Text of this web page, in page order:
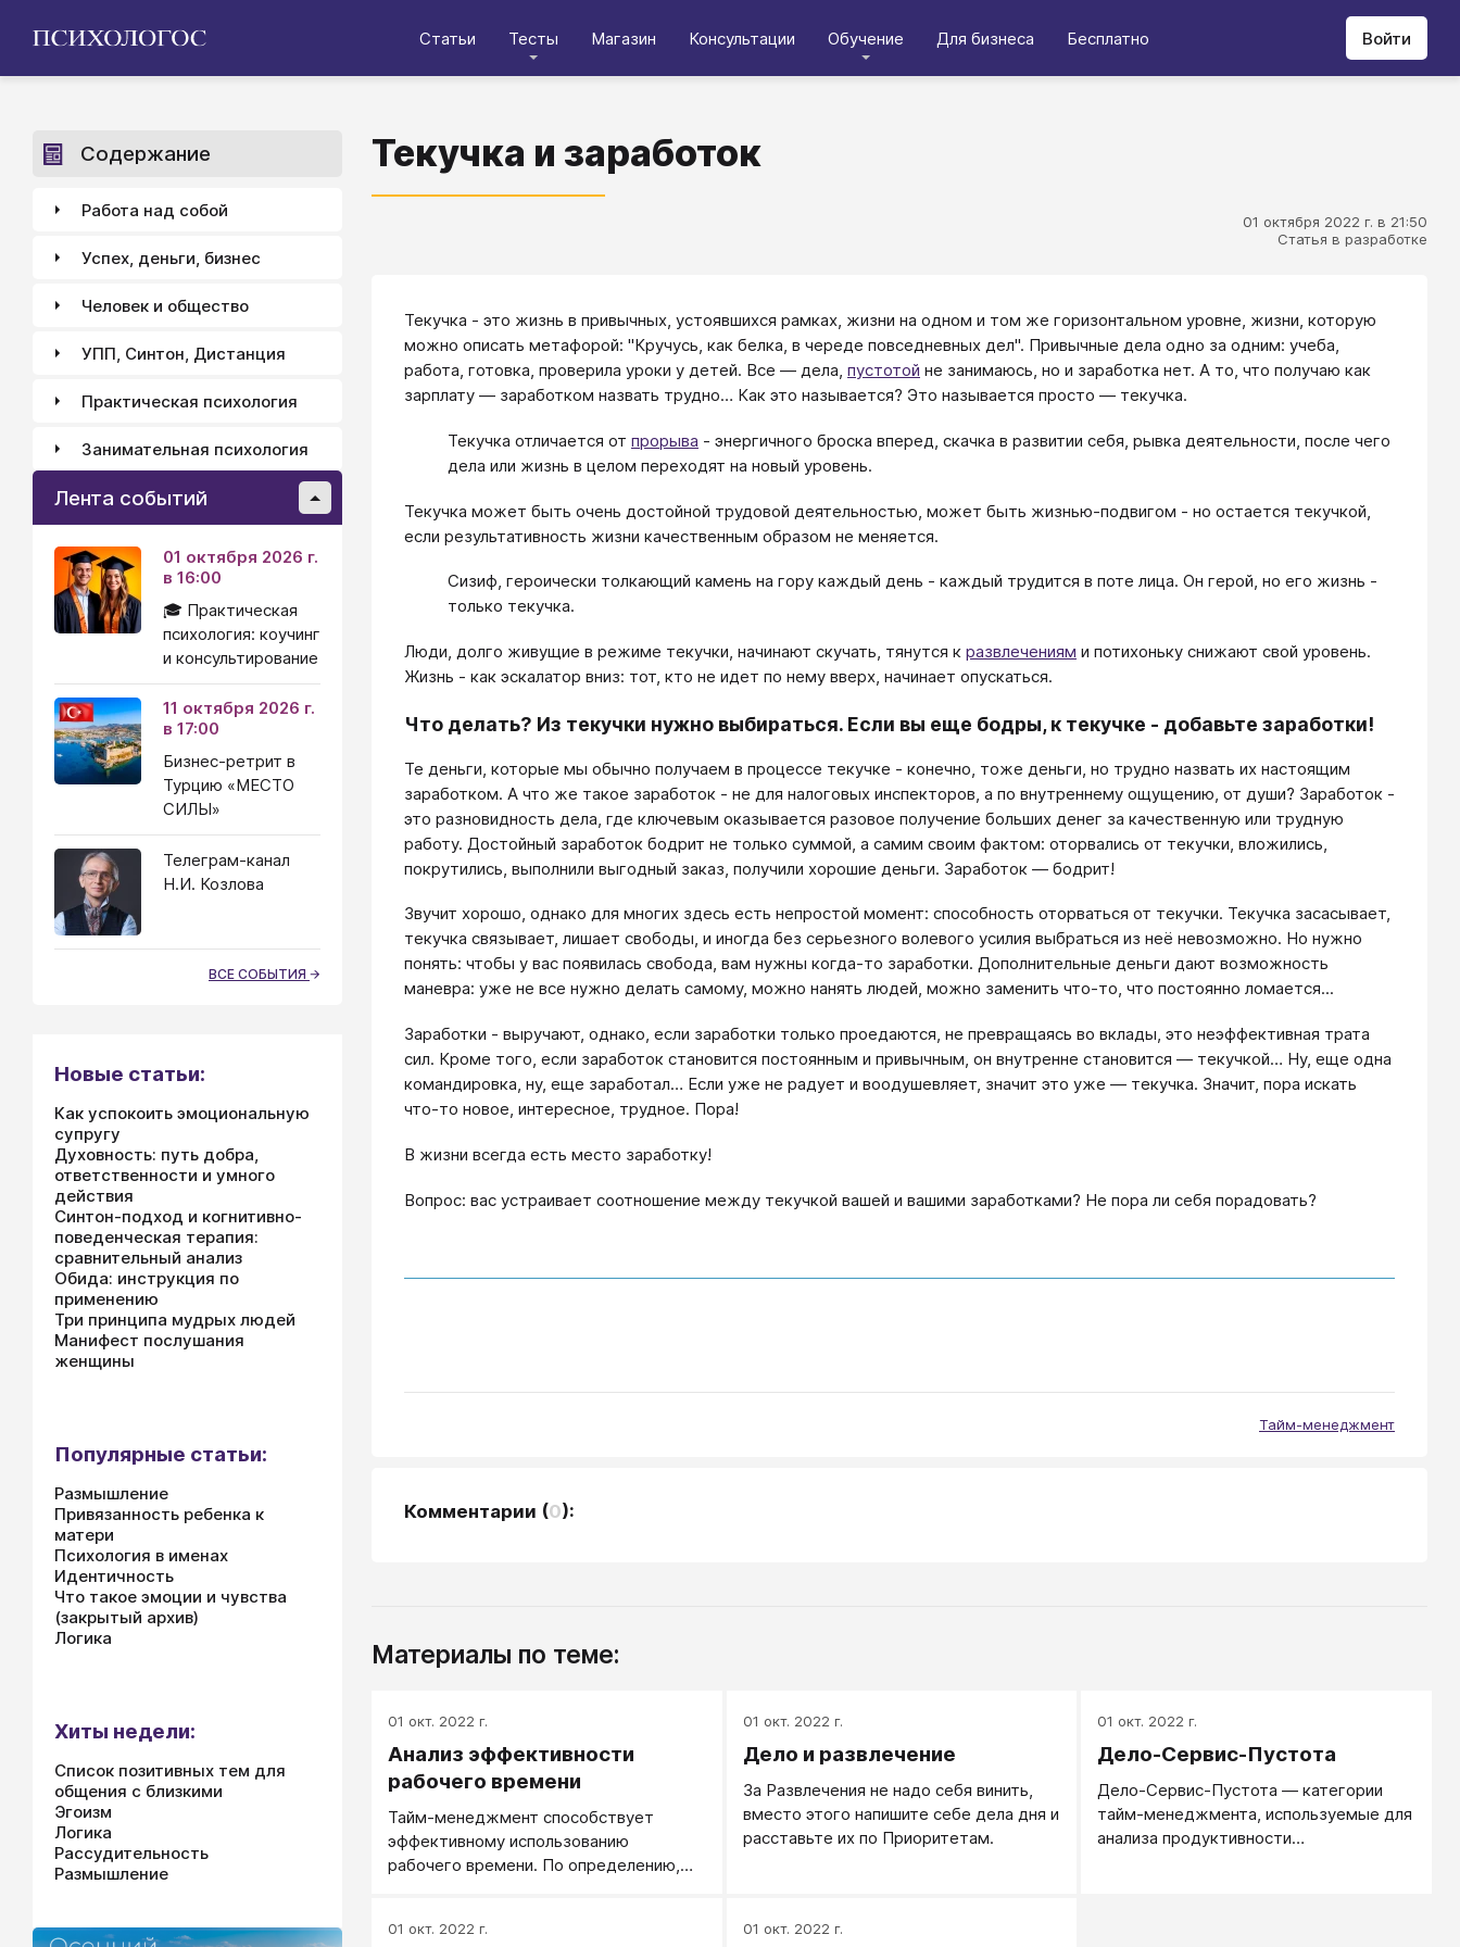
Статьи Тесты Магазин Консультации Обучение Для бизнеса Бесплатно Войти
Текучка и заработок
01 октября 2022 г. в 21:50
Статья в разработке
Текучка - это жизнь в привычных, устоявшихся рамках, жизни на одном и том же горизонтальном уровне, жизни, которую
можно описать метафорой: "Кручусь, как белка, в череде повседневных дел". Привычные дела одно за одним: учеба,
работа, готовка, проверила уроки у детей. Все — дела, пустотой не занимаюсь, но и заработка нет. А то, что получаю как
зарплату — заработком назвать трудно… Как это называется? Это называется просто — текучка.
Текучка отличается от прорыва - энергичного броска вперед, скачка в развитии себя, рывка деятельности, после чего
дела или жизнь в целом переходят на новый уровень.
Текучка может быть очень достойной трудовой деятельностью, может быть жизнью-подвигом - но остается текучкой,
если результативность жизни качественным образом не меняется.
Сизиф, героически толкающий камень на гору каждый день - каждый трудится в поте лица. Он герой, но его жизнь -
только текучка.
Люди, долго живущие в режиме текучки, начинают скучать, тянутся к развлечениям и потихоньку снижают свой уровень.
Жизнь - как эскалатор вниз: тот, кто не идет по нему вверх, начинает опускаться.
Что делать? Из текучки нужно выбираться. Если вы еще бодры, к текучке - добавьте заработки!
Те деньги, которые мы обычно получаем в процессе текучке - конечно, тоже деньги, но трудно назвать их настоящим
заработком. А что же такое заработок - не для налоговых инспекторов, а по внутреннему ощущению, от души? Заработок -
это разновидность дела, где ключевым оказывается разовое получение больших денег за качественную или трудную
работу. Достойный заработок бодрит не только суммой, а самим своим фактом: оторвались от текучки, вложились,
покрутились, выполнили выгодный заказ, получили хорошие деньги. Заработок — бодрит!
Звучит хорошо, однако для многих здесь есть непростой момент: способность оторваться от текучки. Текучка засасывает,
текучка связывает, лишает свободы, и иногда без серьезного волевого усилия выбраться из неё невозможно. Но нужно
понять: чтобы у вас появилась свобода, вам нужны когда-то заработки. Дополнительные деньги дают возможность
маневра: уже не все нужно делать самому, можно нанять людей, можно заменить что-то, что постоянно ломается...
Заработки - выручают, однако, если заработки только проедаются, не превращаясь во вклады, это неэффективная трата
сил. Кроме того, если заработок становится постоянным и привычным, он внутренне становится — текучкой… Ну, еще одна
командировка, ну, еще заработал… Если уже не радует и воодушевляет, значит это уже — текучка. Значит, пора искать
что-то новое, интересное, трудное. Пора!
В жизни всегда есть место заработку!
Вопрос: вас устраивает соотношение между текучкой вашей и вашими заработками? Не пора ли себя порадовать?
Тайм-менеджмент
Комментарии (0):
Материалы по теме:
01 окт. 2022 г.
Анализ эффективности
рабочего времени
Тайм-менеджмент способствует
эффективному использованию
рабочего времени. По определению,
минимальных затратах. Формулировка
01 окт. 2022 г.
Дело и развлечение
За Развлечения не надо себя винить,
вместо этого напишите себе дела дня и
расставьте их по Приоритетам.
01 окт. 2022 г.
Дело-Сервис-Пустота
Дело-Сервис-Пустота ― категории
тайм-менеджмента, используемые для
анализа продуктивности
01 окт. 2022 г. 01 окт. 2022 г.
Содержание
Работа над собой
Успех, деньги, бизнес
Человек и общество
УПП, Синтон, Дистанция
Практическая психология
Занимательная психология
Лента событий
01 октября 2026 г.
в 16:00
🎓 Практическая
психология: коучинг
и консультирование
11 октября 2026 г.
в 17:00
Бизнес-ретрит в
Турцию «МЕСТО
СИЛЫ»
Телеграм-канал
Н.И. Козлова
ВСЕ СОБЫТИЯ
Новые статьи:
Как успокоить эмоциональную
супругу
Духовность: путь добра,
ответственности и умного
действия
Синтон-подход и когнитивно-
поведенческая терапия:
сравнительный анализ
Обида: инструкция по
применению
Три принципа мудрых людей
Манифест послушания
женщины
Популярные статьи:
Размышление
Привязанность ребенка к
матери
Психология в именах
Идентичность
Что такое эмоции и чувства
(закрытый архив)
Логика
Хиты недели:
Список позитивных тем для
общения с близкими
Эгоизм
Логика
Рассудительность
Размышление